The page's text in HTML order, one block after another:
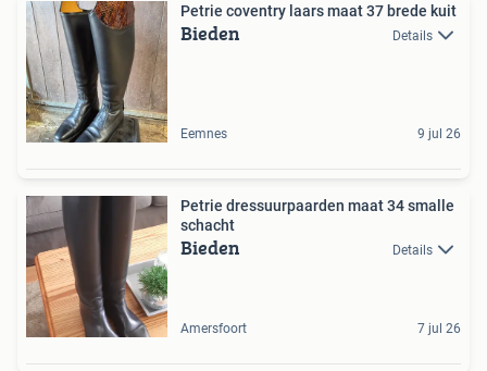
Petrie coventry laars maat 37 brede kuit
Bieden Details
Eemnes 9 jul 26
Petrie dressuurpaarden maat 34 smalle
schacht
Bieden Details
Amersfoort 7 jul 26